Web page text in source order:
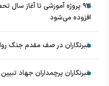
۹۳ پروژه آموزشی تا آغاز
افزوده می‌شود
خبرنگاران در صف مقدم جنگ
خبرنگاران پرچمداران جهاد